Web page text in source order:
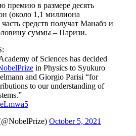
премию в размере десять
(около 1,1 миллиона
средств получат Манабэ и
суммы – Паризи.
of Sciences has decided
in Physics to Syukuro
and Giorgio Parisi “for
to our understanding of
October 5, 2021